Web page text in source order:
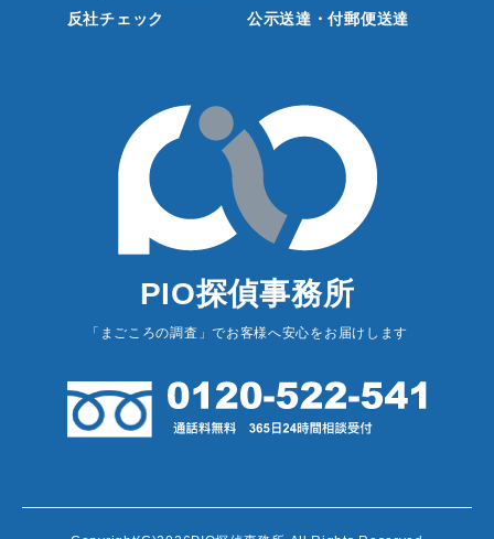
反社チェック
公示送達・付郵便送達
PIO探偵事務所
「まごころの調査」でお客様へ安心をお届けします